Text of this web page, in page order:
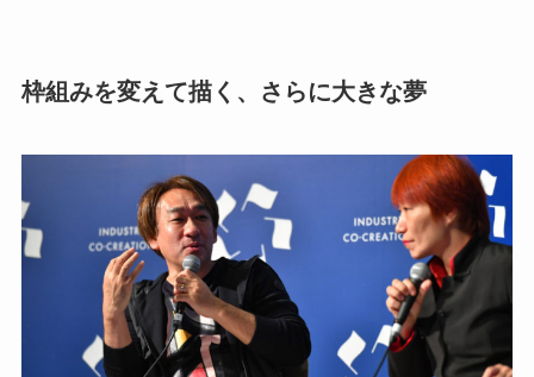
枠組みを変えて描く、さらに大きな夢